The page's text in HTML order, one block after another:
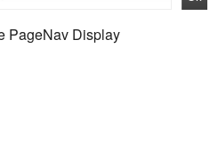
PageNav Display